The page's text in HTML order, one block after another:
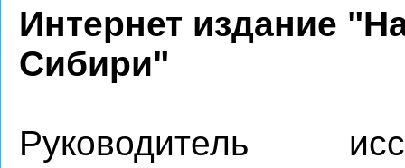
Интернет издание
Сибири"
Руководитель